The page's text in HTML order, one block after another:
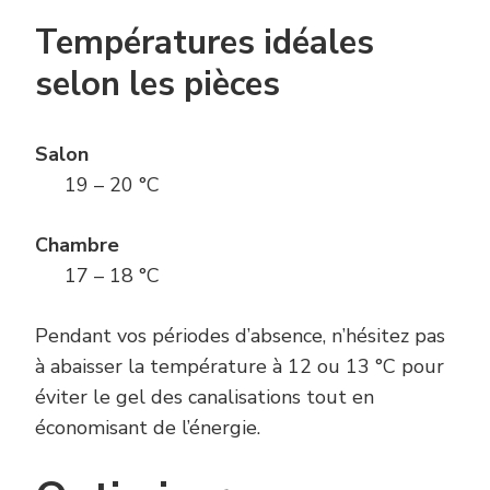
Températures idéales
selon les pièces
Salon
19 – 20 °C
Chambre
17 – 18 °C
Pendant vos périodes d’absence, n’hésitez pas
à abaisser la température à 12 ou 13 °C pour
éviter le gel des canalisations tout en
économisant de l’énergie.